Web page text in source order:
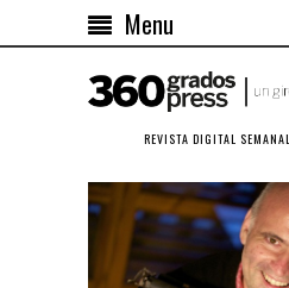
Menu
REVISTA DIGITAL